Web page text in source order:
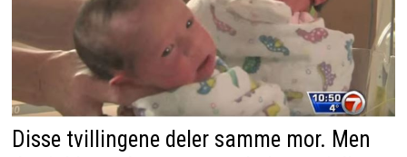
Disse tvillingene deler samme mor. Men